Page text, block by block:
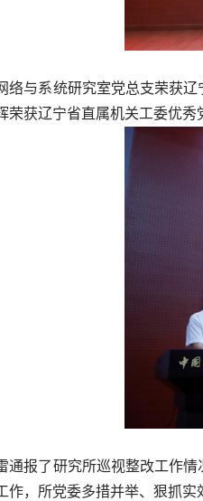
络与系统研究室党总支荣获
荣获辽宁省直属机关工委优秀
通报了研究所巡视整改工作
作，所党委多措并举、狠抓